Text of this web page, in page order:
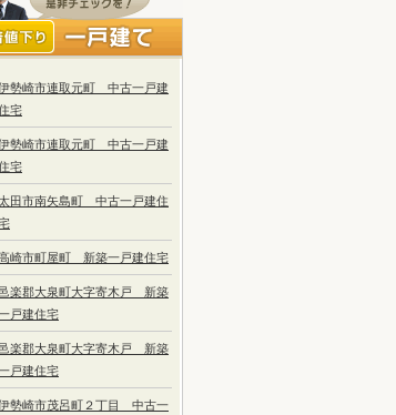
勢崎市連取元町 中古一戸建
宅
勢崎市連取元町 中古一戸建
宅
田市南矢島町 中古一戸建住
崎市町屋町 新築一戸建住宅
楽郡大泉町大字寄木戸 新築
戸建住宅
楽郡大泉町大字寄木戸 新築
戸建住宅
勢崎市茂呂町２丁目 中古一